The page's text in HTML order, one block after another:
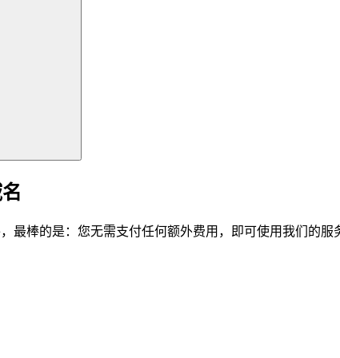
最棒的是：您无需支付任何额外费用，即可使用我们的服